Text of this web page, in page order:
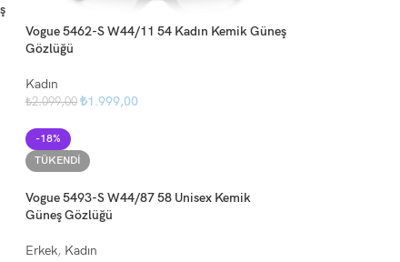
Vogue 5462-S W44/11 54 Kadın Kemik Güneş
Gözlüğü
Kadın
₺2.099,00 ₺1.999,00
-18%
TÜKENDI
Vogue 5493-S W44/87 58 Unisex Kemik
Güneş Gözlüğü
Erkek, Kadın